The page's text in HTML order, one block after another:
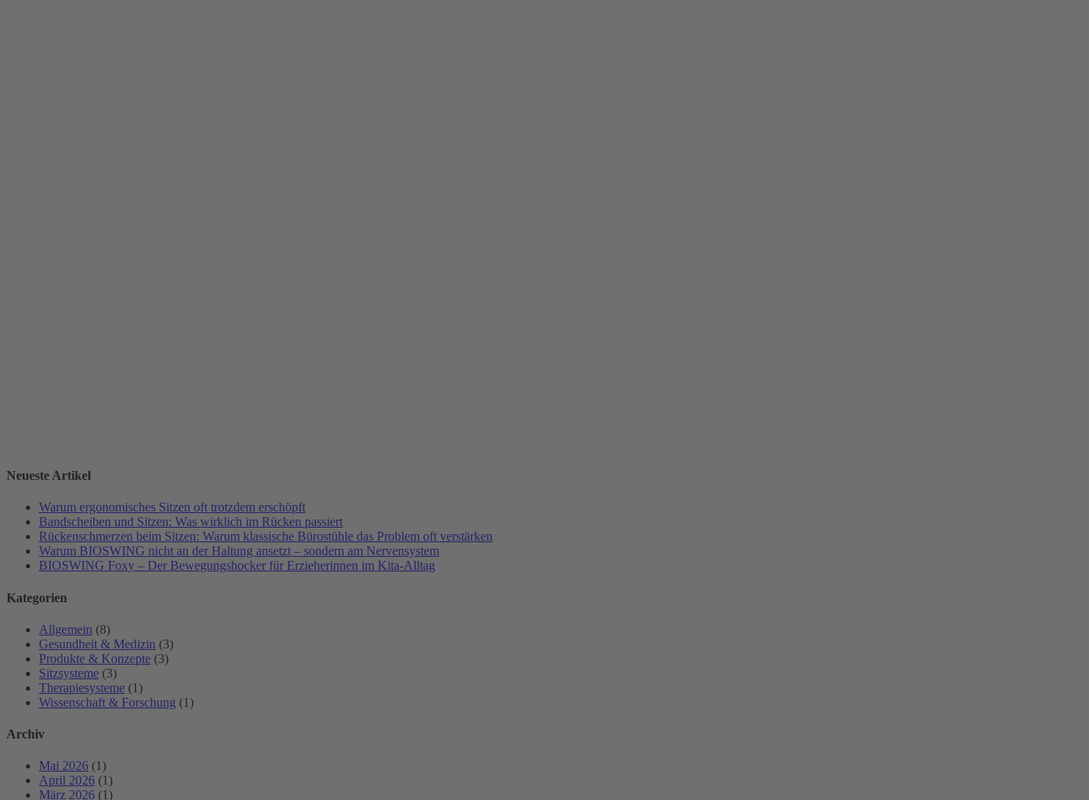
Neueste Artikel
Warum ergonomisches Sitzen oft trotzdem erschöpft
Bandscheiben und Sitzen: Was wirklich im Rücken passiert
Rückenschmerzen beim Sitzen: Warum klassische Bürostühle das Problem oft verstärken
Warum BIOSWING nicht an der Haltung ansetzt – sondern am Nervensystem
BIOSWING Foxy – Der Bewegungshocker für Erzieherinnen im Kita-Alltag
Kategorien
Allgemein (8)
Gesundheit & Medizin (3)
Produkte & Konzepte (3)
Sitzsysteme (3)
Therapiesysteme (1)
Wissenschaft & Forschung (1)
Archiv
Mai 2026 (1)
April 2026 (1)
März 2026 (1)